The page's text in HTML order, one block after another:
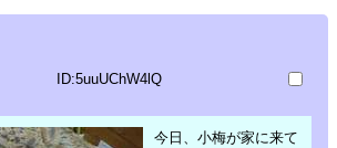
ID:5uuUChW4lQ
今日、小梅が家に来て